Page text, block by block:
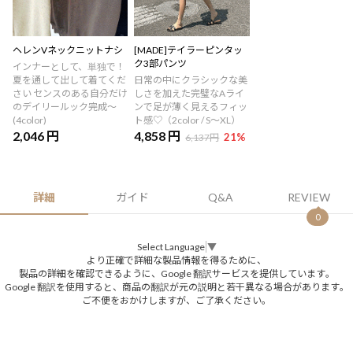
ヘレンVネックニットナシ
インナーとして、単独で！
夏を通して出して着てくだ
さい センスのある自分だけ
のデイリールック完成～
(4color)
2,046 円
[MADE]テイラーピンタッ
ク3部パンツ
日常の中にクラシックな美
しさを加えた完璧なAライ
ンで足が薄く見えるフィッ
ト感♡（2color / S～XL）
4,858 円 6,137円 21%
詳細 ガイド Q&A REVIEW
0
Select Language ▼
より正確で詳細な製品情報を得るために、
製品の詳細を確認できるように、Google 翻訳サービスを提供しています。
Google 翻訳を使用すると、商品の翻訳が元の説明と若干異なる場合があります。
ご不便をおかけしますが、ご了承ください。